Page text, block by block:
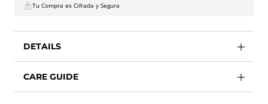
Tu Compra es Cifrada y Segura
DETAILS
CARE GUIDE